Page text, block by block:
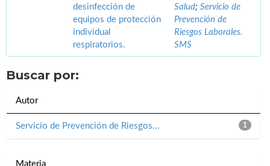
desinfección de
equipos de protección
individual
respiratorios.
Salud; Servicio de
Prevención de
Riesgos Laborales.
SMS
Buscar por:
Autor
1
Servicio de Prevención de Riesgos...
Materia